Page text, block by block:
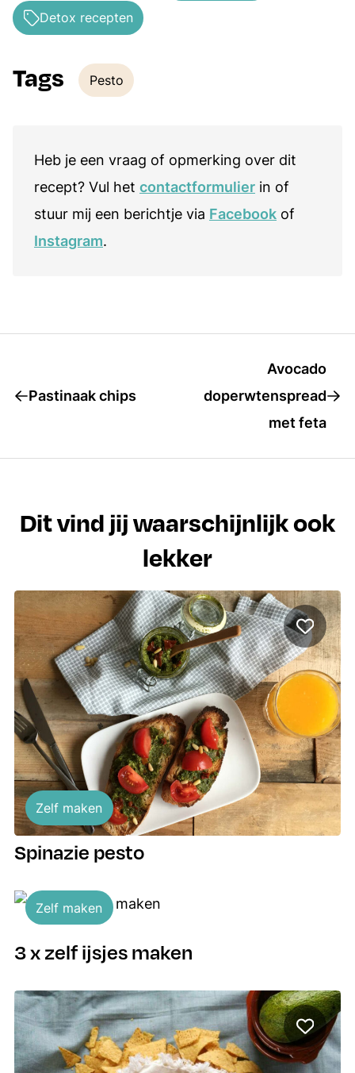
Detox recepten
Tags
Tags
Pesto
Heb je een vraag of opmerking over dit
recept? Vul het contactformulier in of
stuur mij een berichtje via Facebook of
Instagram.
Pastinaak chips
Avocado
doperwtenspread
met feta
Dit vind jij waarschijnlijk ook
lekker
Zelf maken
Spinazie pesto
Zelf maken
3 x zelf ijsjes maken